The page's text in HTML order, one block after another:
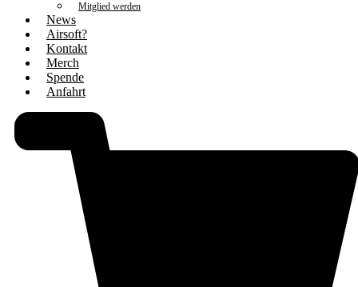
Mitglied werden
News
Airsoft?
Kontakt
Merch
Spende
Anfahrt